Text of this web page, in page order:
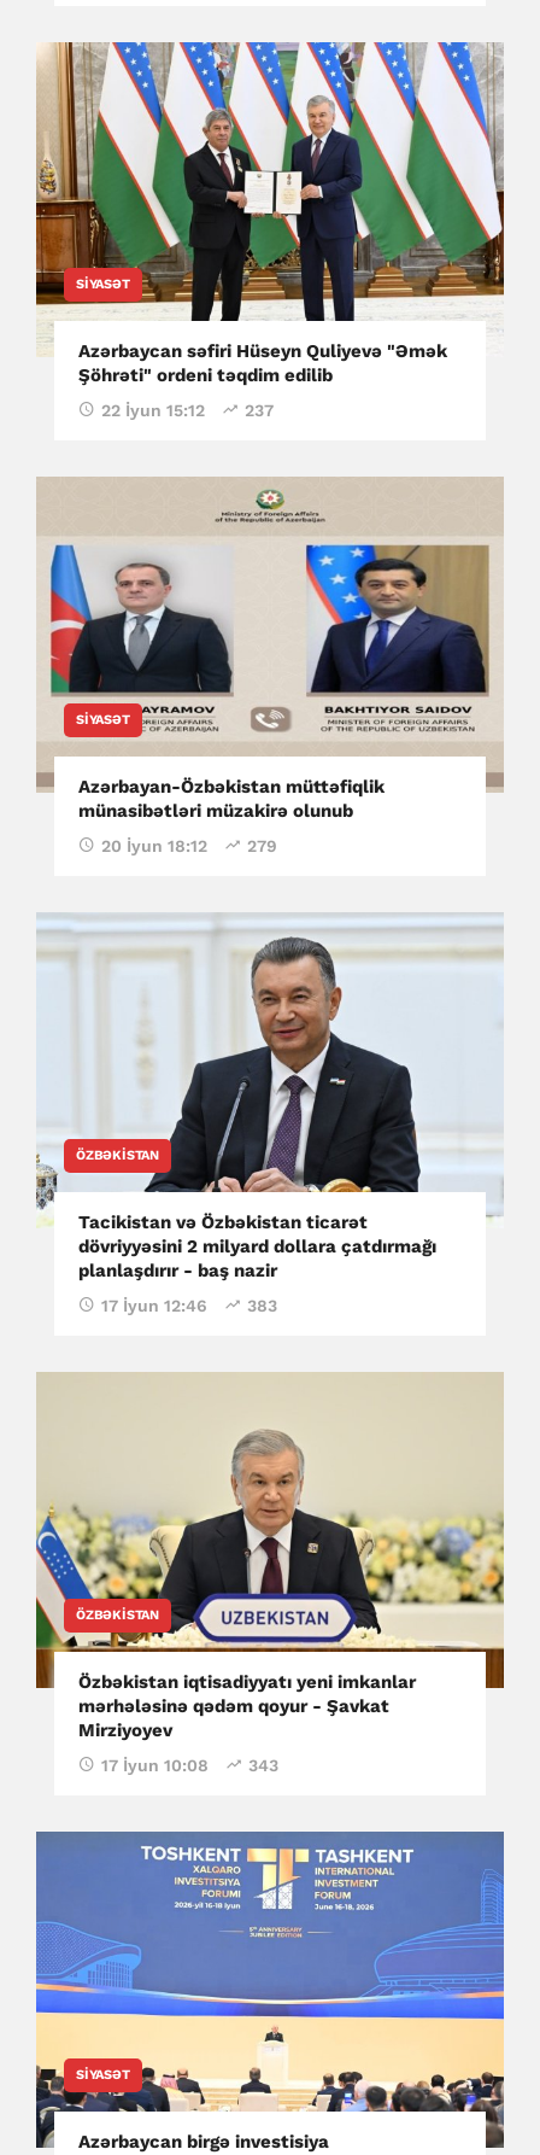
SIYASƏT
Azərbaycan səfiri Hüseyn Quliyevə "Əmək
Şöhrəti" ordeni təqdim edilib
22 İyun 15:12 237
SIYASƏT
Azərbayan-Özbəkistan müttəfiqlik
münasibətləri müzakirə olunub
20 İyun 18:12 279
ÖZBƏKISTAN
Tacikistan və Özbəkistan ticarət
dövriyyəsini 2 milyard dollara çatdırmağı
planlaşdırır - baş nazir
17 İyun 12:46 383
ÖZBƏKISTAN
Özbəkistan iqtisadiyyatı yeni imkanlar
mərhələsinə qədəm qoyur - Şavkat
Mirziyoyev
17 İyun 10:08 343
SIYASƏT
Azərbaycan birgə investisiya